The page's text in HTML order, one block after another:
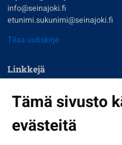
Tämä sivusto
evästeitä
info@seinajoki.fi
etunimi.sukunimi@seinajoki.fi
Tilaa uutiskirje
Linkkejä
Kasvatus ja opetus
Kulttuuri ja liikunta